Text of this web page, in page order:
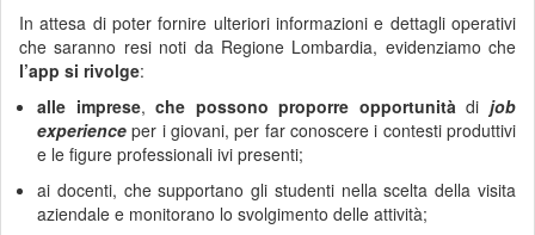
In attesa di poter fornire ulteriori informazioni e dettagli operativi
che saranno resi noti da Regione Lombardia, evidenziamo che
l’app si rivolge:
alle imprese,che possono proporre opportunitàdijob
experience per i giovani, per far conoscere i contesti produttivi
e le figure professionali ivi presenti;
ai docenti, che supportano gli studenti nella scelta della visita
aziendale e monitorano lo svolgimento delle attività;